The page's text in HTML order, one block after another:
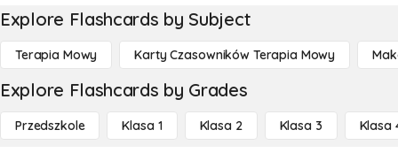
Explore Flashcards by Subject
Terapia Mowy Karty Czasowników Terapia Mowy
Explore Flashcards by Grades
Przedszkole Klasa 1 Klasa 2 Klasa 3 Klasa